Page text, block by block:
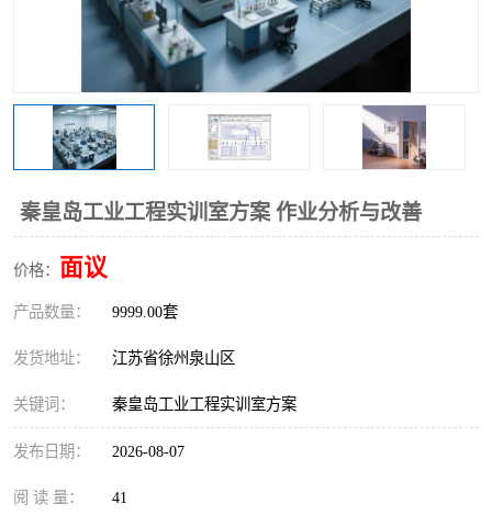
秦皇岛工业工程实训室方案 作业分析与改善
价格： 面议
产品数量： 9999.00套
发货地址： 江苏省徐州泉山区
关键词： 秦皇岛工业工程实训室方案
发布日期： 2026-08-07
阅 读 量： 41